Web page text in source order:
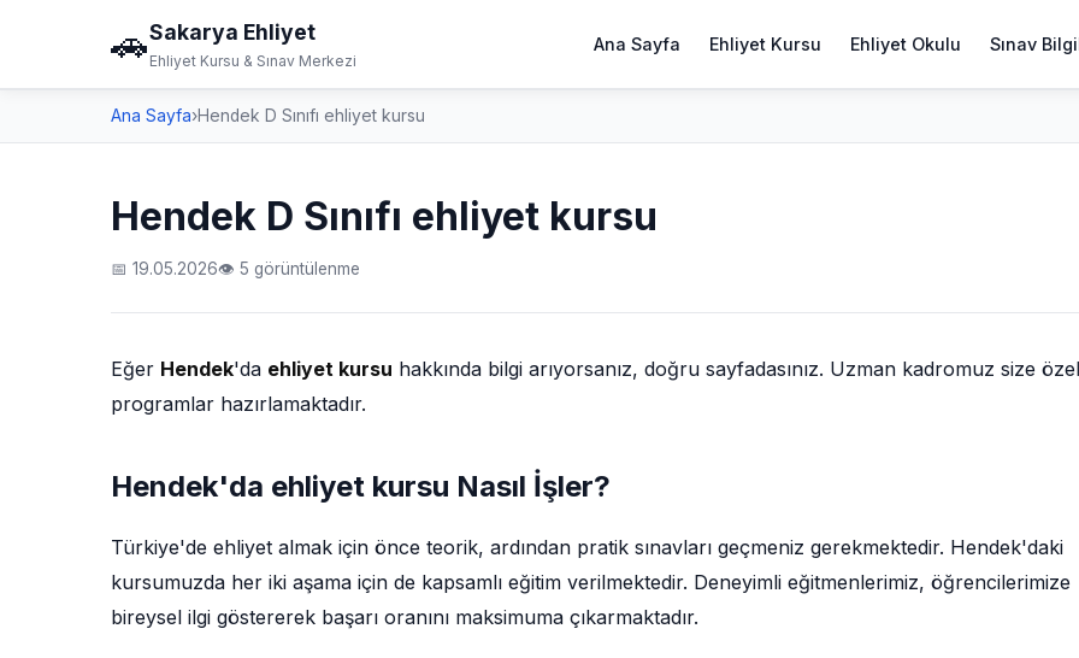
🚗Sakarya Ehliyet
Ehliyet Kursu & Sınav Merkezi
Ana Sayfa Ehliyet Kursu Ehliyet Okulu Sınav
Ana Sayfa›Hendek D Sınıfı ehliyet kursu
Hendek D Sınıfı ehliyet kursu
📅 19.05.2026👁 5 görüntülenme
Eğer Hendek'da ehliyet kursu hakkında bilgi arıyorsanız, doğru sayfadasınız. Uzman kadromuz size özel
programlar hazırlamaktadır.
Hendek'da ehliyet kursu Nasıl İşler?
Türkiye'de ehliyet almak için önce teorik, ardından pratik sınavları geçmeniz gerekmektedir. Hendek'daki
kursumuzda her iki aşama için de kapsamlı eğitim verilmektedir. Deneyimli eğitmenlerimiz, öğrencilerimize
bireysel ilgi göstererek başarı oranını maksimuma çıkarmaktadır.